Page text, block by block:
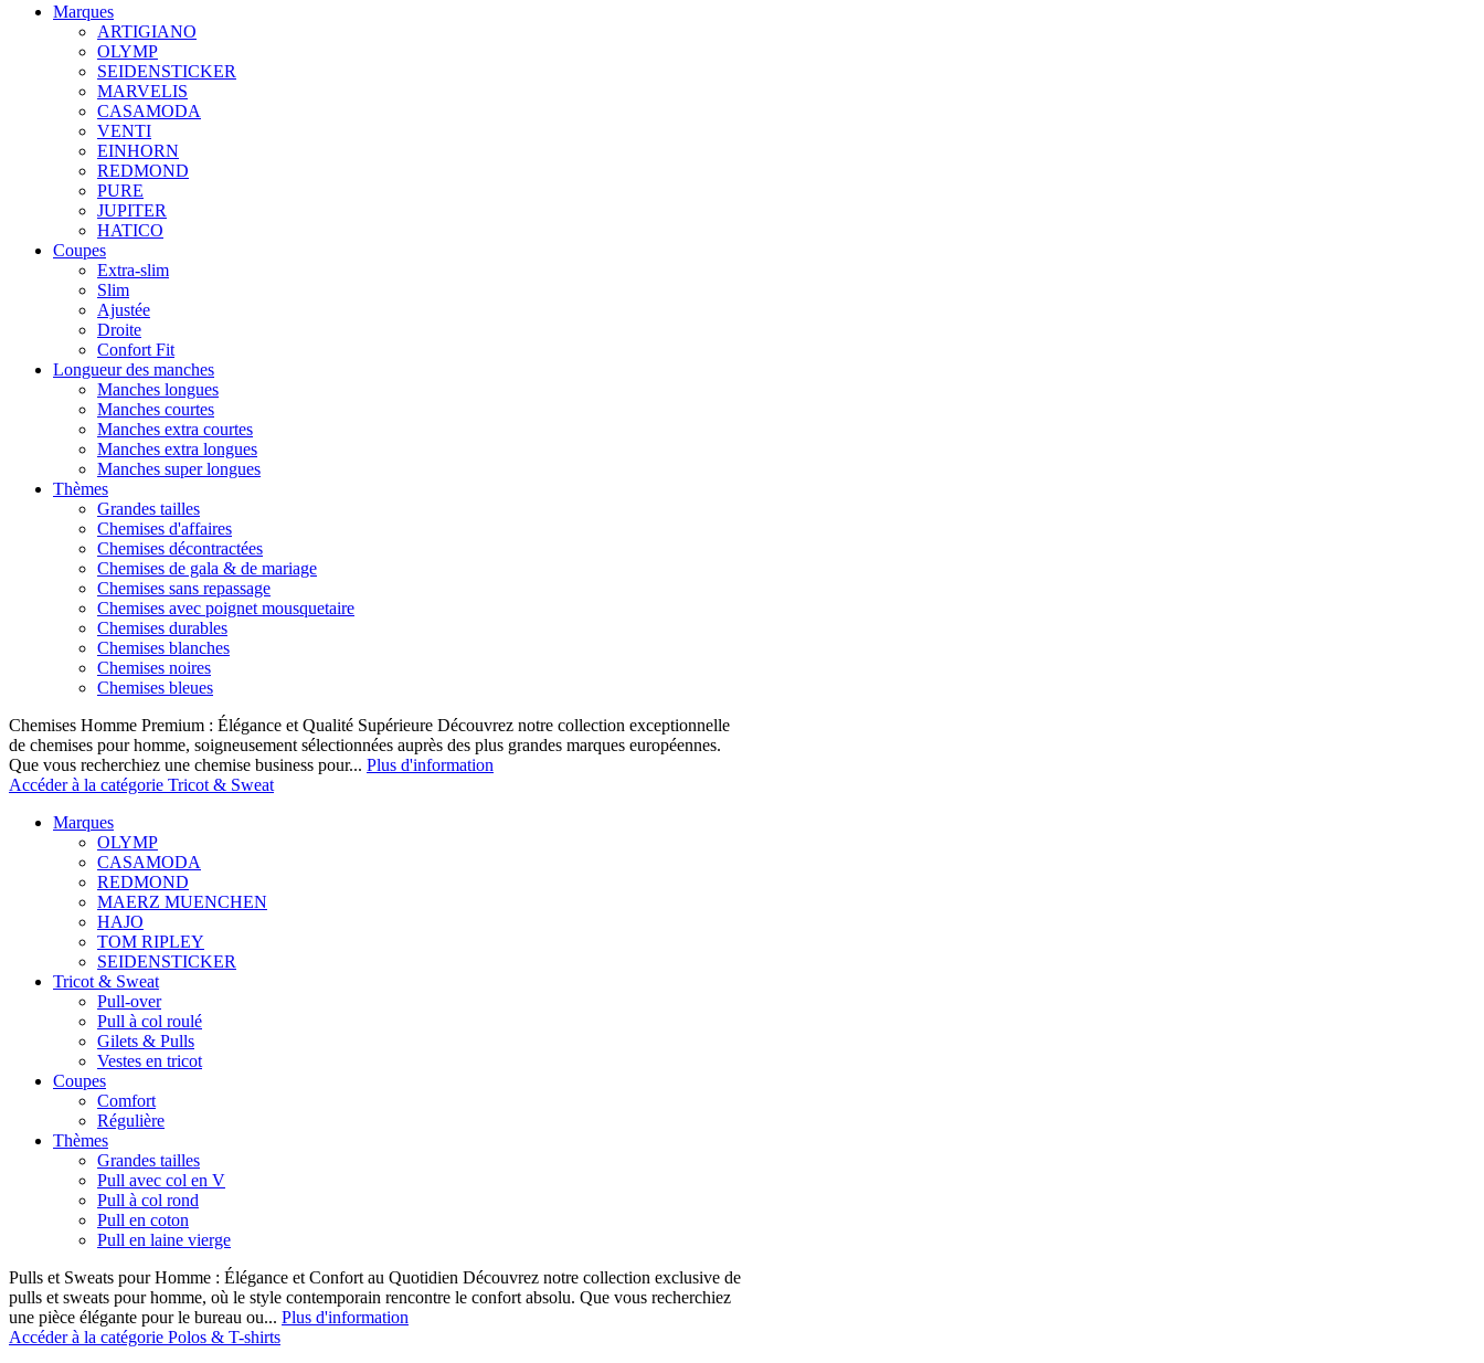
Marques
ARTIGIANO
OLYMP
SEIDENSTICKER
MARVELIS
CASAMODA
VENTI
EINHORN
REDMOND
PURE
JUPITER
HATICO
Coupes
Extra-slim
Slim
Ajustée
Droite
Confort Fit
Longueur des manches
Manches longues
Manches courtes
Manches extra courtes
Manches extra longues
Manches super longues
Thèmes
Grandes tailles
Chemises d'affaires
Chemises décontractées
Chemises de gala & de mariage
Chemises sans repassage
Chemises avec poignet mousquetaire
Chemises durables
Chemises blanches
Chemises noires
Chemises bleues
Chemises Homme Premium : Élégance et Qualité Supérieure Découvrez notre collection exceptionnelle
de chemises pour homme, soigneusement sélectionnées auprès des plus grandes marques européennes.
Que vous recherchiez une chemise business pour... Plus d'information
Accéder à la catégorie Tricot & Sweat
Marques
OLYMP
CASAMODA
REDMOND
MAERZ MUENCHEN
HAJO
TOM RIPLEY
SEIDENSTICKER
Tricot & Sweat
Pull-over
Pull à col roulé
Gilets & Pulls
Vestes en tricot
Coupes
Comfort
Régulière
Thèmes
Grandes tailles
Pull avec col en V
Pull à col rond
Pull en coton
Pull en laine vierge
Pulls et Sweats pour Homme : Élégance et Confort au Quotidien Découvrez notre collection exclusive de
pulls et sweats pour homme, où le style contemporain rencontre le confort absolu. Que vous recherchiez
une pièce élégante pour le bureau ou... Plus d'information
Accéder à la catégorie Polos & T-shirts